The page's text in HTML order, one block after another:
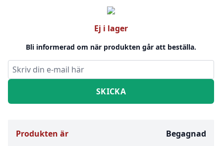
Ej i lager
Bli informerad om när produkten går att beställa.
Produkten är Begagnad